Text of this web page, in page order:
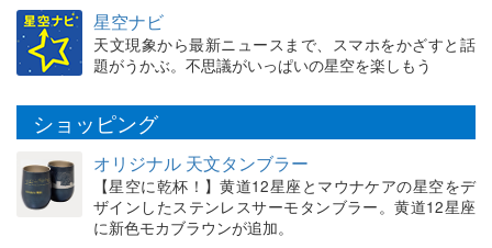
星空ナビ
天文現象から最新ニュースまで、スマホをかざすと話
題がうかぶ。不思議がいっぱいの星空を楽しもう
ショッピング
オリジナル 天文タンブラー
【星空に乾杯！】黄道12星座とマウナケアの星空をデ
ザインしたステンレスサーモタンブラー。黄道12星座
に新色モカブラウンが追加。